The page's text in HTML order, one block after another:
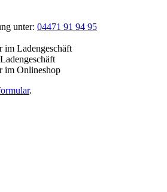
unter: 04471 91 94 95
im Ladengeschäft
im Onlineshop
.